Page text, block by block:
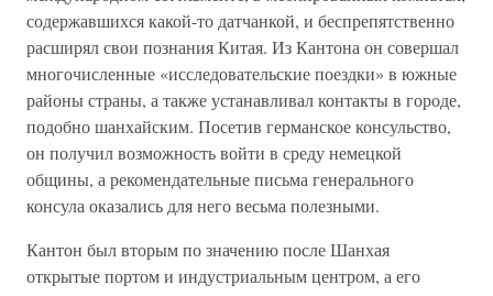
содержавшихся какой-то датчанкой, и беспрепятственно
расширял свои познания Китая. Из Кантона он совершал
многочисленные «исследовательские поездки» в южные
районы страны, а также устанавливал контакты в городе,
подобно шанхайским. Посетив германское консульство,
он получил возможность войти в среду немецкой
общины, а рекомендательные письма генерального
консула оказались для него весьма полезными.
Кантон был вторым по значению после Шанхая
открытые портом и индустриальным центром, а его